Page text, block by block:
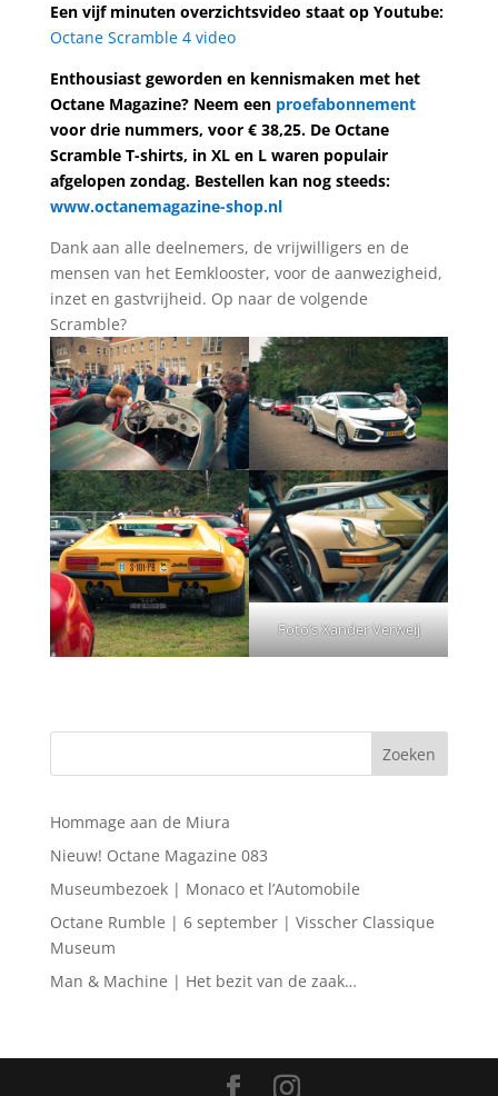
Een vijf minuten overzichtsvideo staat op Youtube:
Octane Scramble 4 video
Enthousiast geworden en kennismaken met het
Octane Magazine? Neem een proefabonnement
voor drie nummers, voor € 38,25. De Octane
Scramble T-shirts, in XL en L waren populair
afgelopen zondag. Bestellen kan nog steeds:
www.octanemagazine-shop.nl
Dank aan alle deelnemers, de vrijwilligers en de
mensen van het Eemklooster, voor de aanwezigheid,
inzet en gastvrijheid. Op naar de volgende
Scramble?
Foto’s Xander Verweij
Hommage aan de Miura
Nieuw! Octane Magazine 083
Museumbezoek | Monaco et l’Automobile
Octane Rumble | 6 september | Visscher Classique
Museum
Man & Machine | Het bezit van de zaak…